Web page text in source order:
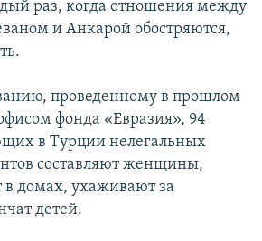
раз, когда отношения между
и Анкарой обостряются,
проведенному в прошлом
фонда «Евразия», 94
в Турции нелегальных
составляют женщины,
в домах, ухаживают за
детей.